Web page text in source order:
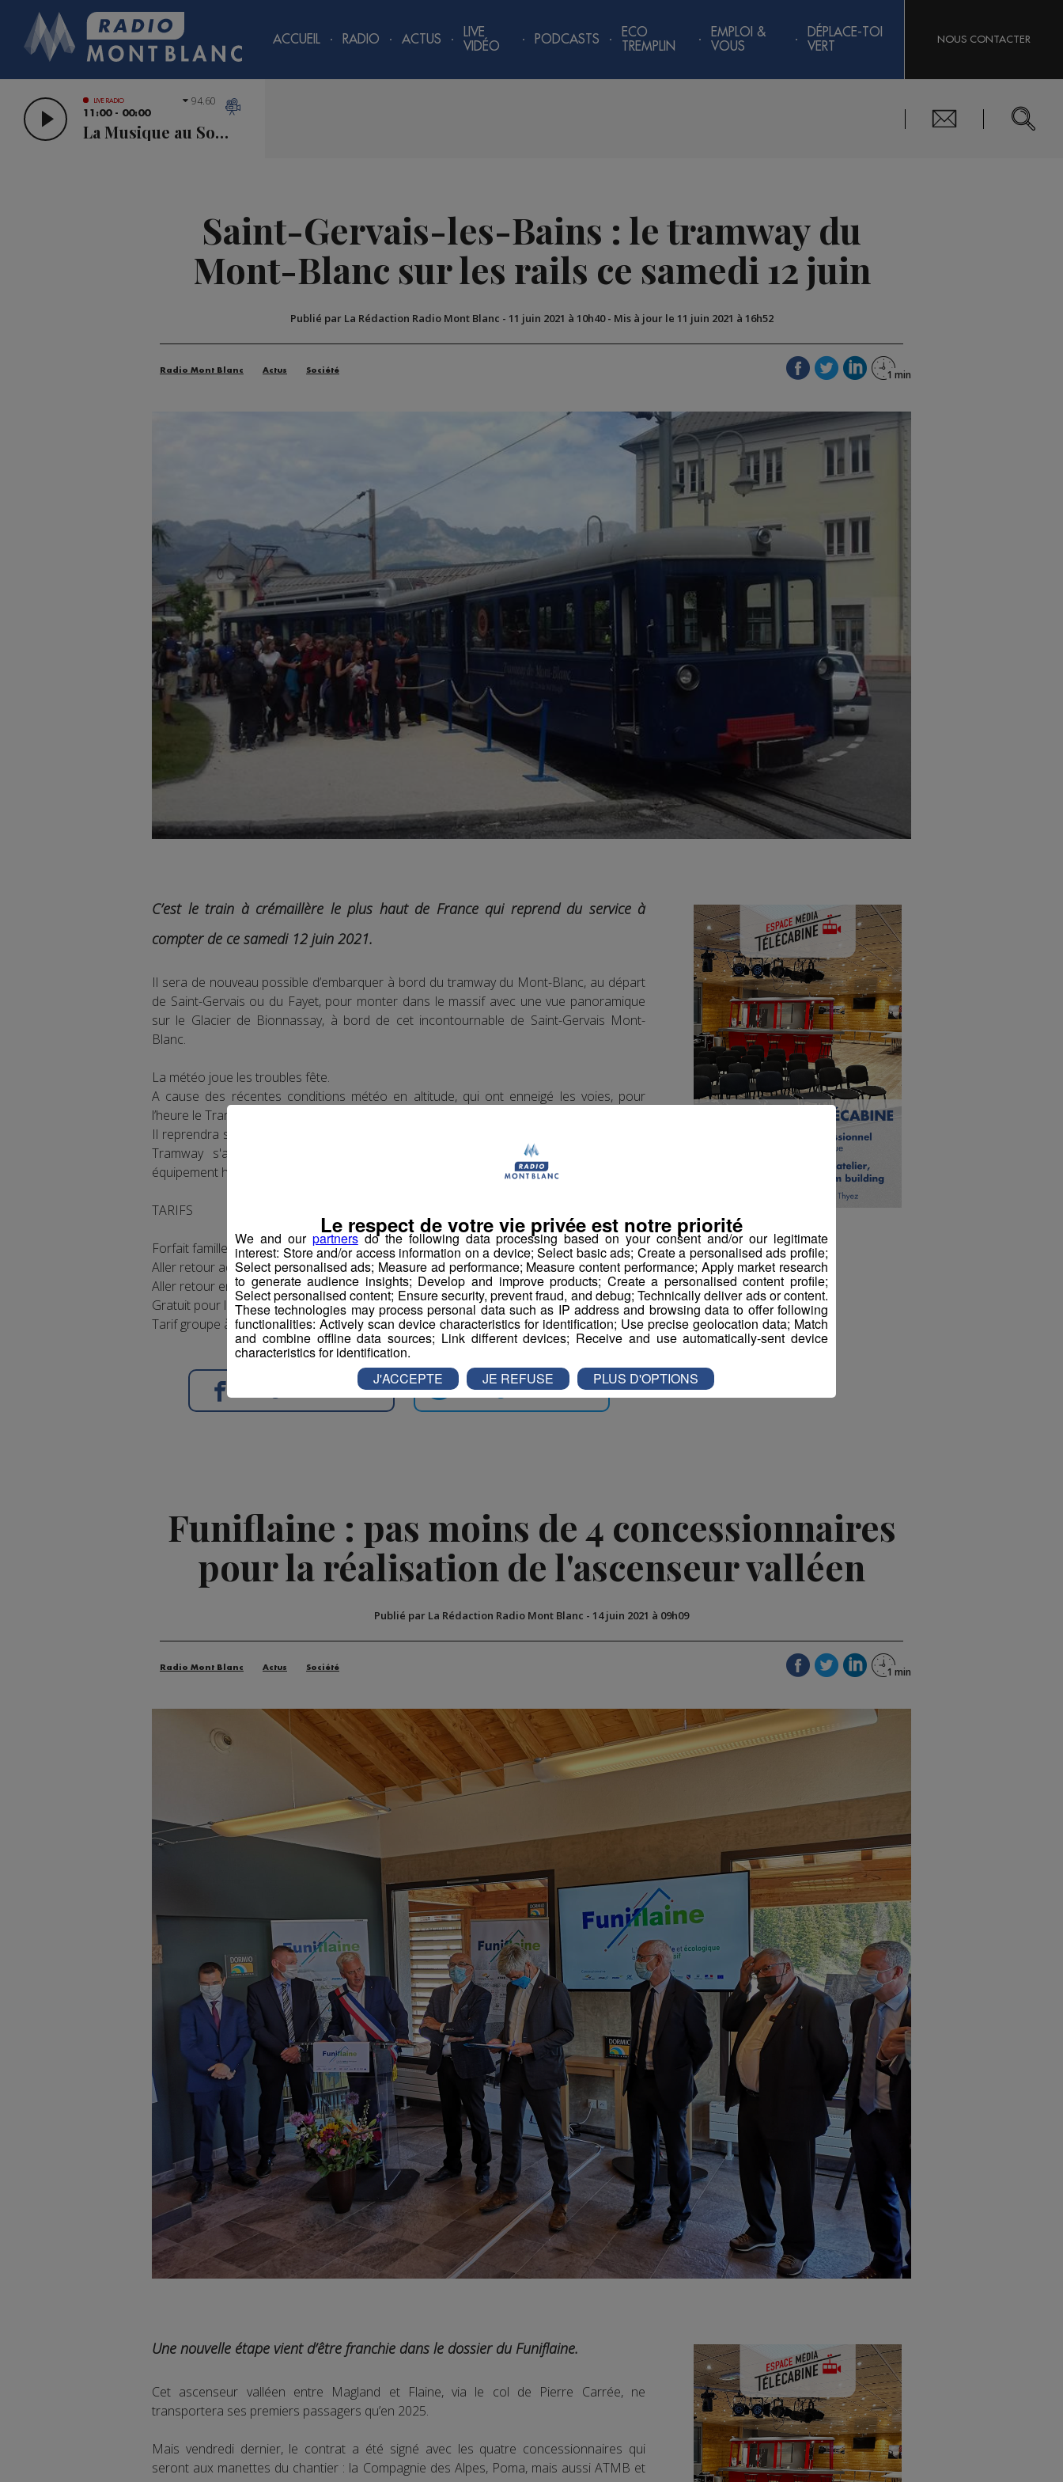
ACCUEIL RADIO ACTUS
LIVE
VIDÉO
PODCASTS
ECO
TREMPLIN
EMPLOI &
VOUS
DÉPLACE-TOI
VERT
NOUS CONTACTER
LIVE RADIO
11:00 - 00:00
La Musique au Sommet
94.60
Saint-Gervais-les-Bains : le tramway du
Mont-Blanc sur les rails ce samedi 12 juin
Publié par La Rédaction Radio Mont Blanc - 11 juin 2021 à 10h40- Mis à jour le 11 juin 2021 à 16h52
Radio Mont Blanc Actus Société
C’est le train à crémaillère le plus haut de France qui reprend du service à
compter de ce samedi 12 juin 2021.
Il sera de nouveau possible d’embarquer à bord du tramway du Mont-Blanc, au départ
de Saint-Gervais ou du Fayet, pour monter dans le massif avec une vue panoramique
sur le Glacier de Bionnassay, à bord de cet incontournable de Saint-Gervais Mont-
Blanc.
La météo joue les troubles fête.
A cause des récentes conditions météo en altitude, qui ont enneigé les voies, pour
l’heure le Tramway du Mont-Blanc s'arrête exceptionnellement à Bellevue.
Il reprendra son trajet habituel jusqu'au Nid d'Aigle très prochainement, les équipes du
Tramway s'activant pour permettre aux visiteurs de profiter pleinement de cet
équipement historique.
TARIFS
Forfait famille : 121,50 €
Aller retour adulte : 39,20 €
Aller retour enfant (5-14 ans) : 33,30 €.
Gratuit pour les moins de 5 ans.
Tarif groupe à partir de 20 personnes.
Partager sur Facebook Partager sur Twitter
Funiflaine : pas moins de 4 concessionnaires
pour la réalisation de l'ascenseur valléen
Publié par La Rédaction Radio Mont Blanc - 14 juin 2021 à 09h09
Radio Mont Blanc Actus Société
Une nouvelle étape vient d’être franchie dans le dossier du Funiflaine.
Cet ascenseur valléen entre Magland et Flaine, via le col de Pierre Carrée, ne
transportera ses premiers passagers qu’en 2025.
Mais vendredi dernier, le contrat a été signé avec les quatre concessionnaires qui
seront aux manettes du chantier : la Compagnie des Alpes, Poma, mais aussi ATMB et
We and our partnersdo the following data processing based on your consent and/or our legitimate
interest: Store and/or access information on a device; Select basic ads; Create a personalised ads profile;
Select personalised ads; Measure ad performance; Measure content performance; Apply market research
to generate audience insights; Develop and improve products; Create a personalised content profile;
Select personalised content; Ensure security, prevent fraud, and debug; Technically deliver ads or content.
These technologies may process personal data such as IP address and browsing data to offer following
functionalities: Actively scan device characteristics for identification; Use precise geolocation data; Match
and combine offline data sources; Link different devices; Receive and use automatically-sent device
characteristics for identification.
Le respect de votre vie privée est notre priorité
J'ACCEPTE JE REFUSE PLUS D'OPTIONS